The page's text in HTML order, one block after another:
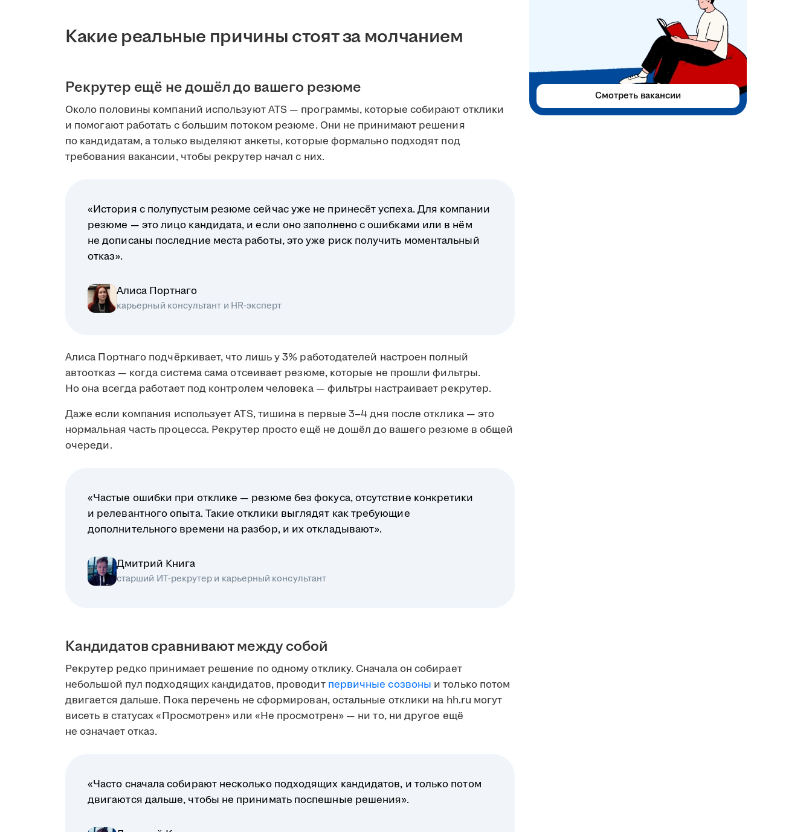
Какие реальные причины стоят за молчанием
Рекрутер ещё не дошёл до вашего резюме
Около половины компаний используют ATS — программы, которые собирают отклики
и помогают работать с большим потоком резюме. Они не принимают решения
по кандидатам, а только выделяют анкеты, которые формально подходят под
требования вакансии, чтобы рекрутер начал с них.
«История с полупустым резюме сейчас уже не принесёт успеха. Для компании
резюме — это лицо кандидата, и если оно заполнено с ошибками или в нём
не дописаны последние места работы, это уже риск получить моментальный
отказ».
Алиса Портнаго
карьерный консультант и HR-эксперт
Алиса Портнаго подчёркивает, что лишь у 3% работодателей настроен полный
автоотказ — когда система сама отсеивает резюме, которые не прошли фильтры.
Но она всегда работает под контролем человека — фильтры настраивает рекрутер.
Даже если компания использует ATS, тишина в первые 3–4 дня после отклика — это
нормальная часть процесса. Рекрутер просто ещё не дошёл до вашего резюме в общей
очереди.
«Частые ошибки при отклике — резюме без фокуса, отсутствие конкретики
и релевантного опыта. Такие отклики выглядят как требующие
дополнительного времени на разбор, и их откладывают».
Дмитрий Книга
старший ИТ-рекрутер и карьерный консультант
Кандидатов сравнивают между собой
Рекрутер редко принимает решение по одному отклику. Сначала он собирает
небольшой пул подходящих кандидатов, проводит первичные созвоны и только потом
двигается дальше. Пока перечень не сформирован, остальные отклики на hh.ru могут
висеть в статусах «Просмотрен» или «Не просмотрен» — ни то, ни другое ещё
не означает отказ.
«Часто сначала собирают несколько подходящих кандидатов, и только потом
двигаются дальше, чтобы не принимать поспешные решения».
Смотреть вакансии